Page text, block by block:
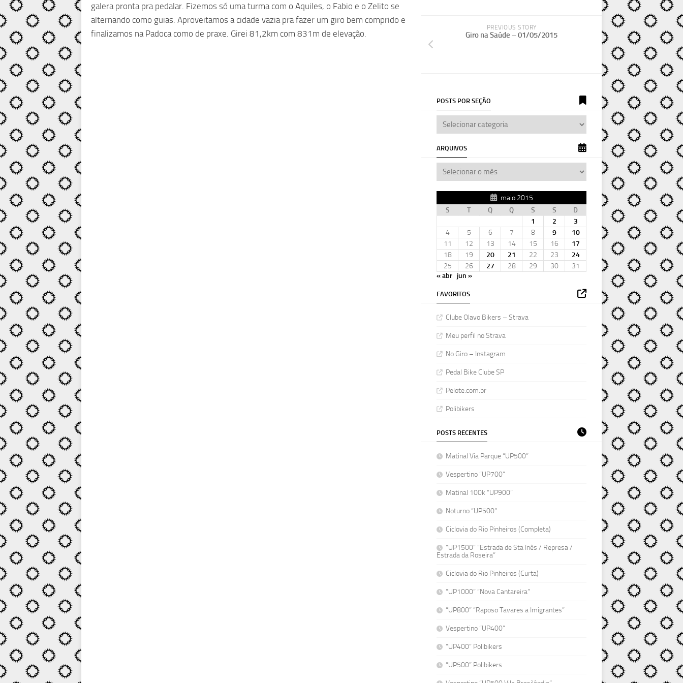
galera pronta pra pedalar. Fizemos só uma turma com o Aquiles, o Fabio e o Zelito se
alternando como guias. Aproveitamos a cidade vazia pra fazer um giro bem comprido e
finalizamos na Padoca como de praxe. Girei 81,2km com 831m de elevação.
PREVIOUS STORY
Giro na Saúde – 01/05/2015
POSTS POR SEÇÃO
ARQUIVOS
maio 2015
S
T Q Q S S
D
1
2
3
4
5 6 7 8 9
10
11
12 13 14 15 16
17
18
19 20 21 22 23
24
25
26 27 28 29 30
31
« abr jun »
FAVORITOS
Clube Olavo Bikers – Strava
Meu perfil no Strava
No Giro – Instagram
Pedal Bike Clube SP
Pelote.com.br
Polibikers
POSTS RECENTES
Matinal Via Parque “UP500”
Vespertino “UP700”
Matinal 100k “UP900”
Noturno “UP500”
Ciclovia do Rio Pinheiros (Completa)
“UP1500” “Estrada de Sta Inês / Represa /
Estrada da Roseira”
Ciclovia do Rio Pinheiros (Curta)
“UP1000” “Nova Cantareira”
“UP800” “Raposo Tavares a Imigrantes”
Vespertino “UP400”
“UP400” Polibikers
“UP500” Polibikers